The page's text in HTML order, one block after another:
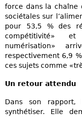
force dans la chaîne
sociétales sur
pour 53,5 % des
compétitivité»
numérisation»
respectivement 6,9
ces sujets comme
Un retour attendu
Dans son
synthétiser. Elle